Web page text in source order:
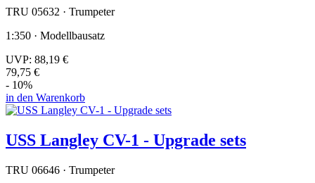
TRU 05632 · Trumpeter
1:350 · Modellbausatz
UVP: 88,19 €
79,75 €
- 10%
in den Warenkorb
USS Langley CV-1 - Upgrade sets
TRU 06646 · Trumpeter